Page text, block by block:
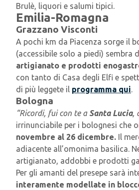
Brulè, liquori e salumi tipici.
Emilia-Romagna
Grazzano Visconti
A pochi km da Piacenza sorge il
(accessibile solo a piedi) sembra
artigianato e prodotti
con tanto di Casa degli Elfi e
di più leggete il programma qui.
Bologna
“Ricordi, fui con te a Santa Lucia,
irrinunciabile per i bolognesi che
novembre al 26 dicembre. Il
adiacente all’omonima basilica.
artigianato, addobbi e prodotti
Per gli amanti del presepe sarà
interamente modellate in